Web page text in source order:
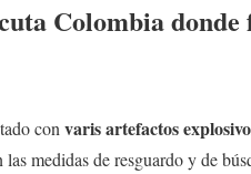
Colombia
convaris artefactos
medidas de resguardo y de